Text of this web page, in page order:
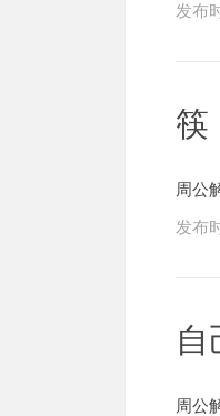
发布
筷
周公
发布
自
周公